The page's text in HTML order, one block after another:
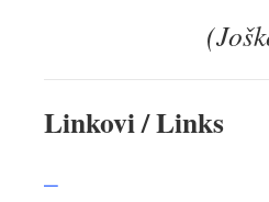
Linkovi / Links
–